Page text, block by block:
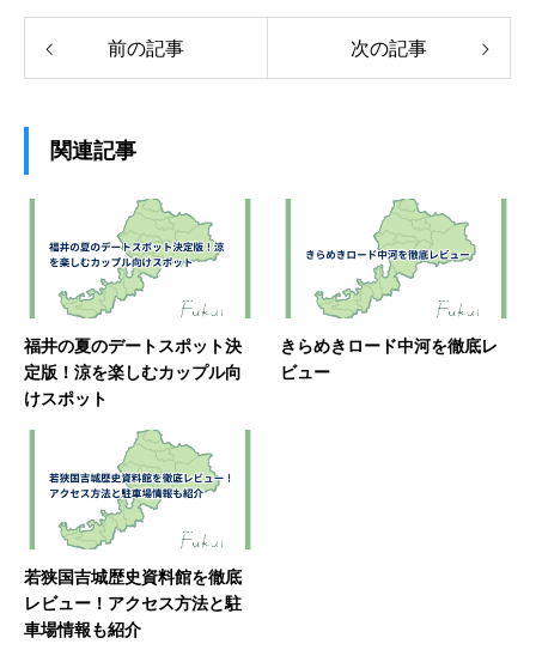
前の記事 次の記事
関連記事
福井の夏のデートスポット決
定版！涼を楽しむカップル向
けスポット
きらめきロード中河を徹底レ
ビュー
若狭国吉城歴史資料館を徹底
レビュー！アクセス方法と駐
車場情報も紹介